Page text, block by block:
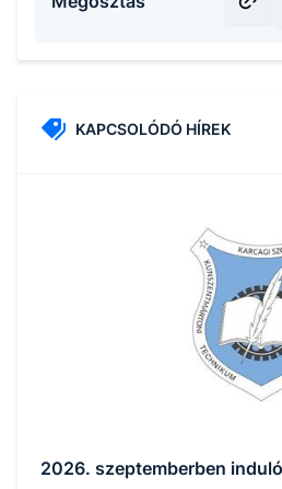
KAPCSOLÓDÓ HÍREK
2026. szeptemberben